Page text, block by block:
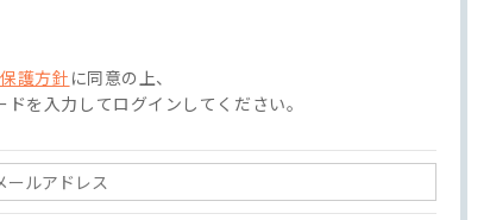
護方針 に同意の上、
を入力してログインしてください。